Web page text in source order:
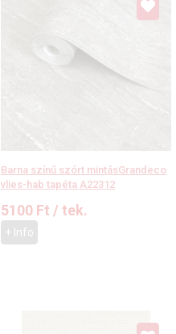
Barna színű szórt mintásGrandeco
vlies-hab tapéta A22312
5100 Ft / tek.
+ Info